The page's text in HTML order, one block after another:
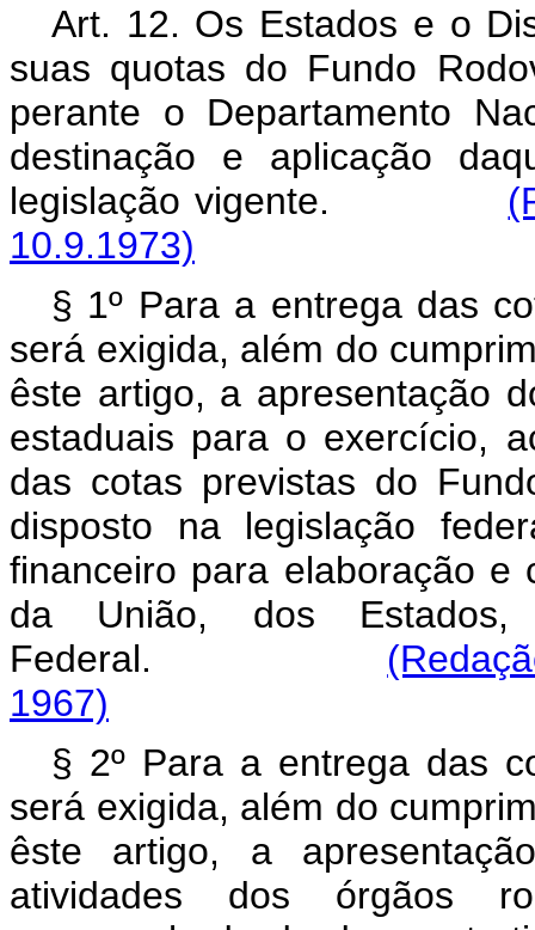
Art. 12. Os Estados e o
suas quotas do Fundo
perante o Departamento
destinação e aplicação
legislação vigente.
10.9.1973)
§ 1º Para a entrega das
será exigida, além do
êste artigo, a apresentação
estaduais para o exercício,
das cotas previstas do
disposto na legislação
financeiro para elaboração e
da União, dos
Federal.
1967)
§ 2º Para a entrega das
será exigida, além do
êste artigo, a
atividades dos órgãos